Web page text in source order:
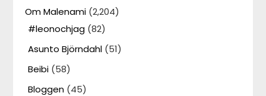
Om Malenami (2,204)
#leonochjag (82)
Asunto Björndahl (51)
Beibi (58)
Bloggen (45)